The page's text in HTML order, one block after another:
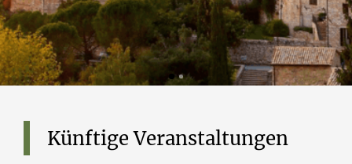
Künftige Veranstaltungen